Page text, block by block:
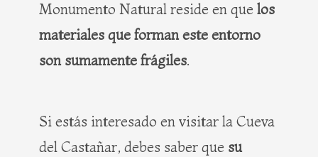
Monumento Natural reside en que los
materiales que forman este entorno
son sumamente frágiles.
Si estás interesado en visitar la Cueva
del Castañar, debes saber que su